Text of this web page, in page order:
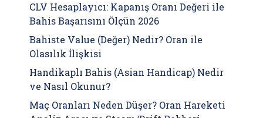
CLV Hesaplayıcı: Kapanış Oranı Değeri ile
Bahis Başarısını Ölçün 2026
Bahiste Value (Değer) Nedir? Oran ile
Olasılık İlişkisi
Handikaplı Bahis (Asian Handicap) Nedir
ve Nasıl Okunur?
Maç Oranları Neden Düşer? Oran Hareketi